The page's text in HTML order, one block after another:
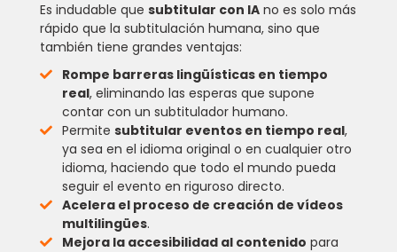
Es indudable que subtitular con IA no es solo más
rápido que la subtitulación humana, sino que
también tiene grandes ventajas:
Rompe barreras lingüísticas en tiempo
real, eliminando las esperas que supone
contar con un subtitulador humano.
Permite subtitular eventos en tiempo real,
ya sea en el idioma original o en cualquier otro
idioma, haciendo que todo el mundo pueda
seguir el evento en riguroso directo.
Acelera el proceso de creación de vídeos
multilingües.
Mejora la accesibilidad al contenido para